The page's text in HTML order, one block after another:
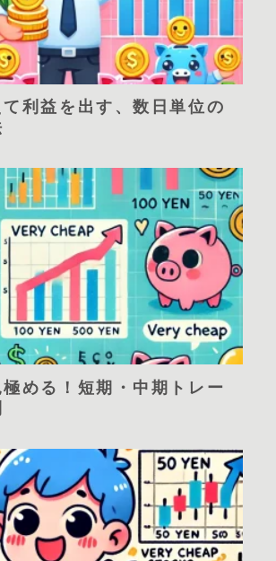
て利益を出す、数日単位の
極める！短期・中期トレー